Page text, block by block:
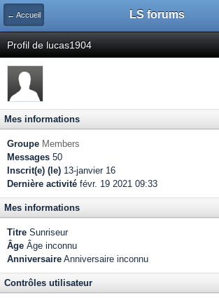
← Accueil LS forums
Profil de lucas1904
Mes informations
Groupe Members
Messages 50
Inscrit(e) (le) 13-janvier 16
Dernière activité févr. 19 2021 09:33
Mes informations
Titre Sunriseur
Âge Âge inconnu
Anniversaire Anniversaire inconnu
Contrôles utilisateur